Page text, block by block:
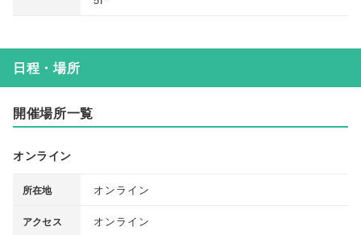
日程・場所
開催場所一覧
オンライン
所在地 オンライン
アクセス オンライン